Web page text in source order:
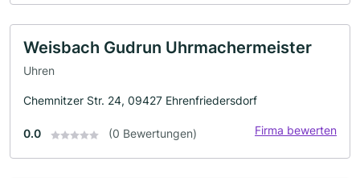
Weisbach Gudrun Uhrmachermeister
Uhren
Chemnitzer Str. 24, 09427 Ehrenfriedersdorf
0.0 (0 Bewertungen) Firma bewerten